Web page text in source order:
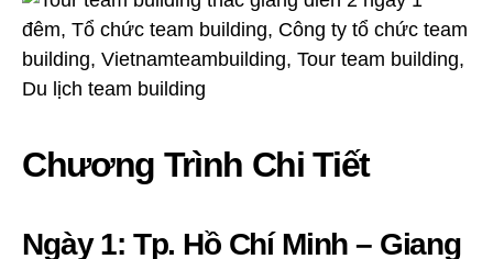
Chương Trình Chi Tiết
Ngày 1: Tp. Hồ Chí Minh – Giang